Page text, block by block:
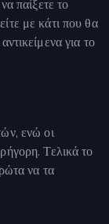
παίξετε το
με κάτι που θα
για το
ενώ οι
Τελικά το
να τα